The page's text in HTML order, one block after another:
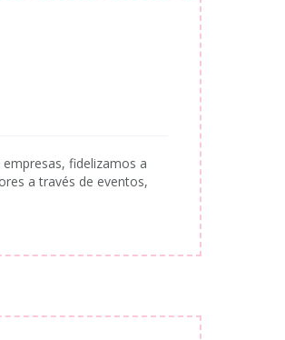
fidelizamos a
a través de eventos,